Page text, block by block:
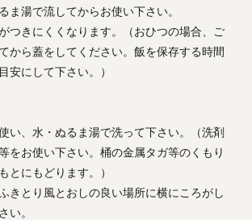
ま湯で流してからお使い下さい。
つきにくくなります。（おひつの場合、ご
から蓋をしてください。飯を保存する時間
安にして下さい。）
い、水・ぬるま湯で洗って下さい。（洗剤
をお使い下さい。桶の金属タガ等のくもり
とにもどります。）
きとり風とおしの良い場所に横にころがし
い。